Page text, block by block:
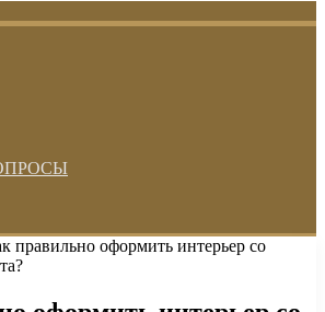
правильно оформить интерьер со